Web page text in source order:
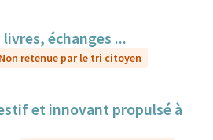
échanges ...
Non retenue par le tri citoyen
et innovant propulsé à